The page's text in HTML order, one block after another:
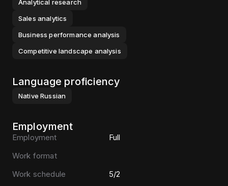
Analytical research
Sales analytics
Business performance analysis
Competitive landscape analysis
Language proficiency
Native Russian
Employment
Employment
Full
Work format
Work schedule
5/2